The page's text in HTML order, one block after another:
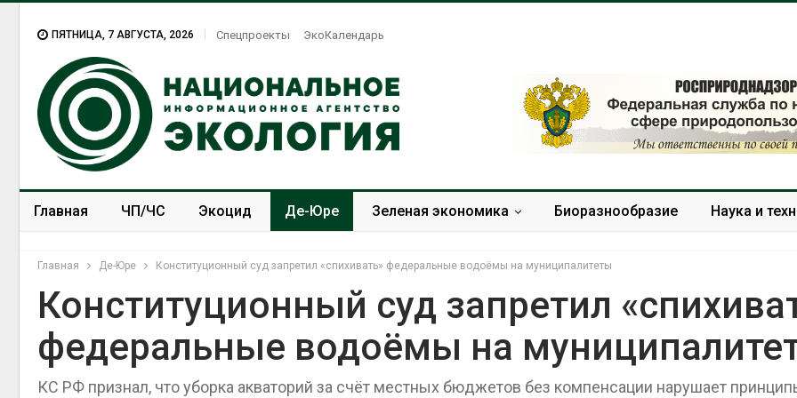
ПЯТНИЦА, 7 АВГУСТА, 2026 Спецпроекты ЭкоКалендарь
Главная ЧП/ЧС Экоцид Де-Юре Зеленая экономика Биоразнообразие Наука и
Главная Де-Юре Конституционный суд запретил «спихивать» федеральные водоёмы на муниципалитеты
Конституционный суд запретил
федеральные водоёмы на
КС РФ признал, что уборка акваторий за счёт местных бюджетов без компенсации нарушает
Минприроды
потребовало ускорить
объектов и уборку
Приток воды в
водохранилища Волги и
Камы в августе может
превысить норму почти в